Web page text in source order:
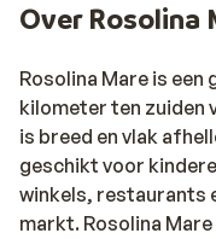
Over Rosolina
Rosolina Mare is
kilometer ten zuiden
is breed en vlak
geschikt voor
winkels, restaurants
markt. Rosolina